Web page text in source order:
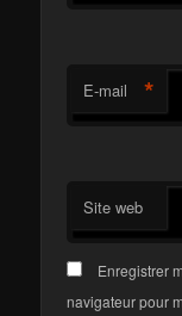
E-mail *
Site web
Enregistrer
navigateur pour